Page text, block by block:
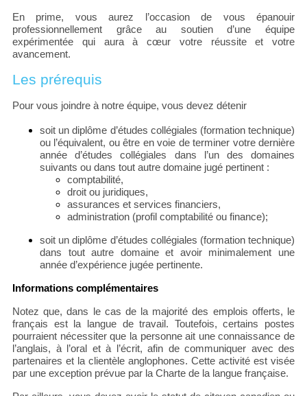
En prime, vous aurez l’occasion de vous épanouir
professionnellement grâce au soutien d’une équipe
expérimentée qui aura à cœur votre réussite et votre
avancement.
Les prérequis
Pour vous joindre à notre équipe, vous devez détenir
soit un diplôme d’études collégiales (formation technique)
ou l’équivalent, ou être en voie de terminer votre dernière
année d’études collégiales dans l’un des domaines
suivants ou dans tout autre domaine jugé pertinent :
comptabilité,
droit ou juridiques,
assurances et services financiers,
administration (profil comptabilité ou finance);
soit un diplôme d’études collégiales (formation technique)
dans tout autre domaine et avoir minimalement une
année d’expérience jugée pertinente.
Informations complémentaires
Notez que, dans le cas de la majorité des emplois offerts, le
français est la langue de travail. Toutefois, certains postes
pourraient nécessiter que la personne ait une connaissance de
l’anglais, à l’oral et à l’écrit, afin de communiquer avec des
partenaires et la clientèle anglophones. Cette activité est visée
par une exception prévue par la Charte de la langue française.